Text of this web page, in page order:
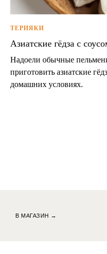
ТЕРИЯКИ
Азиатские гёдза с
Надоели обычные
приготовить азиатские
домашних условиях.
В МАГАЗИН →